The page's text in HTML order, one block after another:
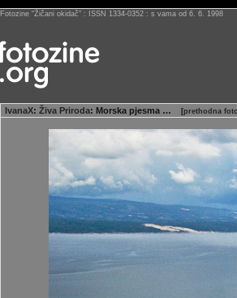
Fotozine “Žičani okidač” : ISSN 1334-0352 : s vama od 6. 6. 1998
IvanaX: Živa Priroda: Morska pjesma … [prethodna